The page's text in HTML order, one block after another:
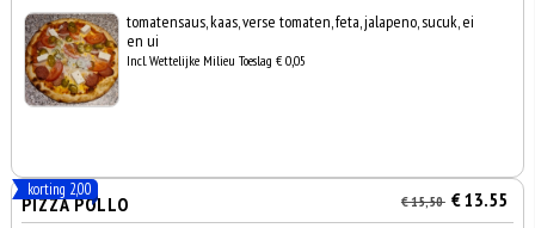
tomatensaus, kaas, verse tomaten, feta, jalapeno, sucuk, ei
en ui
Incl. Wettelijke Milieu Toeslag € 0,05
korting 2,00
PIZZA POLLO € 15,50 € 13.55